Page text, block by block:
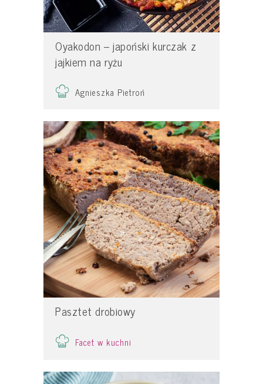
Oyakodon – japoński kurczak z
jajkiem na ryżu
Agnieszka Pietroń
Pasztet drobiowy
Facet w kuchni